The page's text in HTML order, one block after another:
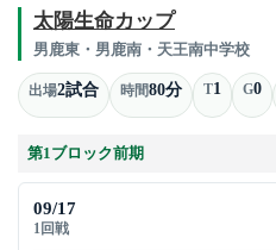
太陽生命カップ
男鹿東・男鹿南・天王南中学校
出場2試合 時間80分 T1 G0
第1ブロック前期
09/17
1回戦